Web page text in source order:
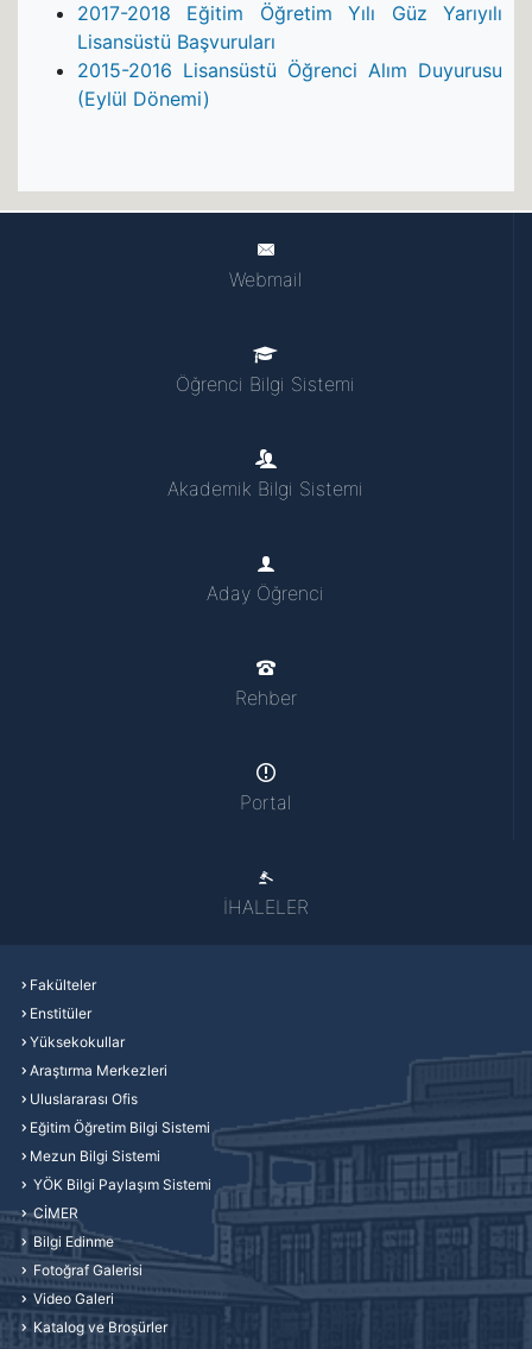
2017-2018 Eğitim Öğretim Yılı Güz Yarıyılı
Lisansüstü Başvuruları
2015-2016 Lisansüstü Öğrenci Alım Duyurusu
(Eylül Dönemi)
Webmail
Öğrenci Bilgi Sistemi
Akademik Bilgi Sistemi
Aday Öğrenci
Rehber
Portal
İHALELER
Fakülteler
Enstitüler
Yüksekokullar
Araştırma Merkezleri
Uluslararası Ofis
Eğitim Öğretim Bilgi Sistemi
Mezun Bilgi Sistemi
YÖK Bilgi Paylaşım Sistemi
CİMER
Bilgi Edinme
Fotoğraf Galerisi
Video Galeri
Katalog ve Broşürler